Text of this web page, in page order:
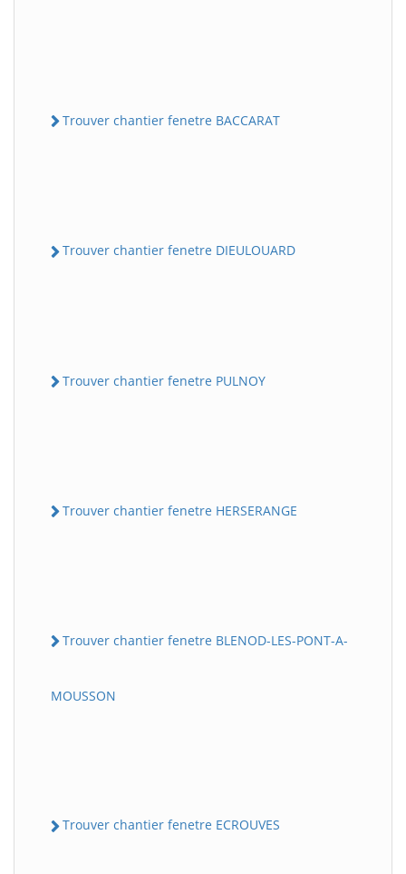
Trouver chantier fenetre BACCARAT
Trouver chantier fenetre DIEULOUARD
Trouver chantier fenetre PULNOY
Trouver chantier fenetre HERSERANGE
Trouver chantier fenetre BLENOD-LES-PONT-A-
MOUSSON
Trouver chantier fenetre ECROUVES